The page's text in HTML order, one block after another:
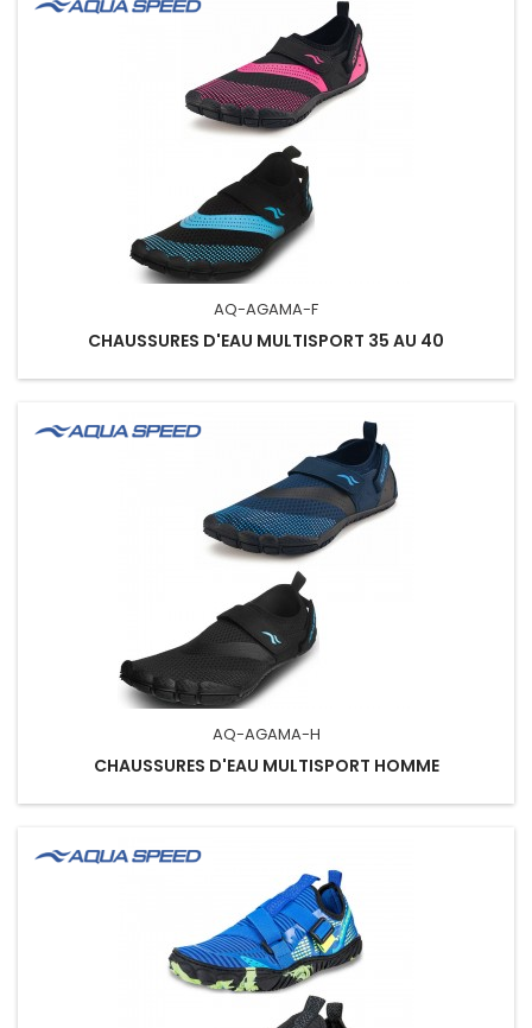
AQ-AGAMA-F
CHAUSSURES D'EAU MULTISPORT 35 AU 40
AQ-AGAMA-H
CHAUSSURES D'EAU MULTISPORT HOMME